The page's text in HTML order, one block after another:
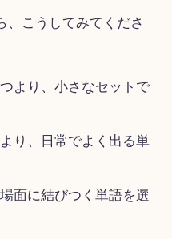
、こうしてみてくださ
より、小さなセットで
り、日常でよく出る単
面に結びつく単語を選